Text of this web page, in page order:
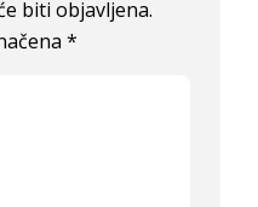
biti objavljena.
*